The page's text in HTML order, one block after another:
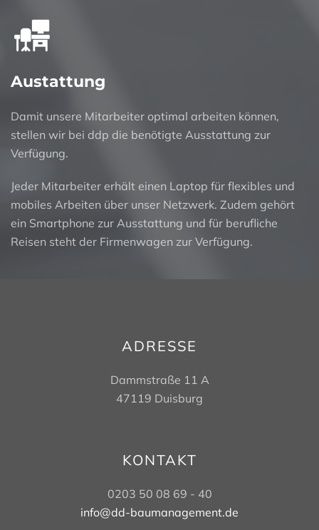
Austattung
Damit unsere Mitarbeiter optimal arbeiten können,
stellen wir bei ddp die benötigte Ausstattung zur
Verfügung.
Jeder Mitarbeiter erhält einen Laptop für flexibles und
mobiles Arbeiten über unser Netzwerk. Zudem gehört
ein Smartphone zur Ausstattung und für berufliche
Reisen steht der Firmenwagen zur Verfügung.
ADRESSE
Dammstraße 11 A
47119 Duisburg
KONTAKT
0203 50 08 69 - 40
info@dd-baumanagement.de